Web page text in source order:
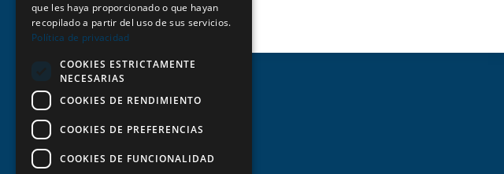
LEER MÁS ESTRENAMOS
NUEVA
EN
LA
WEB:
LEEN
que les haya proporcionado o que hayan
recopilado a partir del uso de sus servicios.
Política de privacidad
COOKIES ESTRICTAMENTE
NECESARIAS
COOKIES DE RENDIMIENTO
COOKIES DE PREFERENCIAS
COOKIES DE FUNCIONALIDAD